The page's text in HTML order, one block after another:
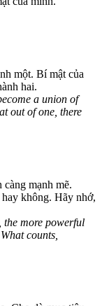
một. Bí mật của
hai.
a union of
out of one, there
mạnh mẽ.
không. Hãy nhớ,
the more powerful
counts,